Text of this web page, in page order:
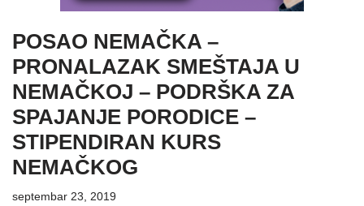
POSAO NEMAČKA –
PRONALAZAK SMEŠTAJA U
NEMAČKOJ – PODRŠKA ZA
SPAJANJE PORODICE –
STIPENDIRAN KURS
NEMAČKOG
septembar 23, 2019